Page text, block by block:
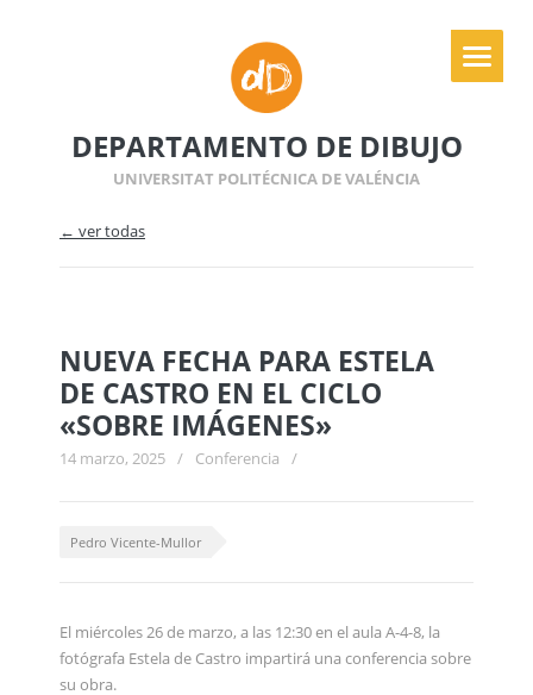
DEPARTAMENTO DE DIBUJO
UNIVERSITAT POLITÉCNICA DE VALÉNCIA
← ver todas
NUEVA FECHA PARA ESTELA
DE CASTRO EN EL CICLO
«SOBRE IMÁGENES»
14 marzo, 2025 / Conferencia /
Pedro Vicente-Mullor
El miércoles 26 de marzo, a las 12:30 en el aula A-4-8, la
fotógrafa Estela de Castro impartirá una conferencia sobre
su obra.